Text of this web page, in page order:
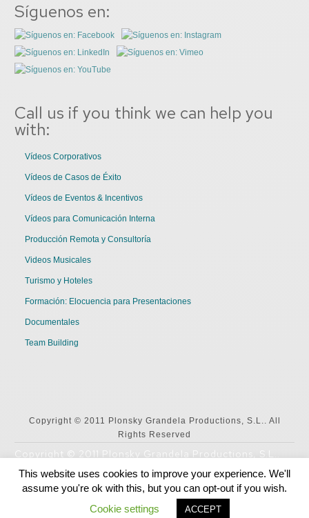
Síguenos en:
Call us if you think we can help you
with:
Vídeos Corporativos
Vídeos de Casos de Éxito
Vídeos de Eventos & Incentivos
Vídeos para Comunicación Interna
Producción Remota y Consultoría
Videos Musicales
Turismo y Hoteles
Formación: Elocuencia para Presentaciones
Documentales
Team Building
Copyright © 2011 Plonsky Grandela Productions, S.L.. All
Rights Reserved
Copyright © 2011 Plonsky Grandela Productions, S.L..
All Rights Reserved
This website uses cookies to improve your experience. We'll
assume you're ok with this, but you can opt-out if you wish.
Cookie settings
ACCEPT
Español